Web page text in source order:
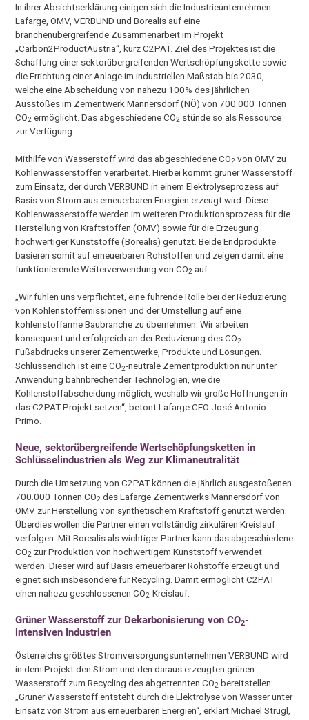
In ihrer Absichtserklärung einigen sich die Industrieunternehmen
Lafarge, OMV, VERBUND und Borealis auf eine
branchenübergreifende Zusammenarbeit im Projekt
„Carbon2ProductAustria“, kurz C2PAT. Ziel des Projektes ist die
Schaffung einer sektorübergreifenden Wertschöpfungskette sowie
die Errichtung einer Anlage im industriellen Maßstab bis 2030,
welche eine Abscheidung von nahezu 100% des jährlichen
Ausstoßes im Zementwerk Mannersdorf (NÖ) von 700.000 Tonnen
CO2 ermöglicht. Das abgeschiedene CO2 stünde so als Ressource
zur Verfügung.
Mithilfe von Wasserstoff wird das abgeschiedene CO2 von OMV zu
Kohlenwasserstoffen verarbeitet. Hierbei kommt grüner Wasserstoff
zum Einsatz, der durch VERBUND in einem Elektrolyseprozess auf
Basis von Strom aus erneuerbaren Energien erzeugt wird. Diese
Kohlenwasserstoffe werden im weiteren Produktionsprozess für die
Herstellung von Kraftstoffen (OMV) sowie für die Erzeugung
hochwertiger Kunststoffe (Borealis) genutzt. Beide Endprodukte
basieren somit auf erneuerbaren Rohstoffen und zeigen damit eine
funktionierende Weiterverwendung von CO2 auf.
„Wir fühlen uns verpflichtet, eine führende Rolle bei der Reduzierung
von Kohlenstoffemissionen und der Umstellung auf eine
kohlenstoffarme Baubranche zu übernehmen. Wir arbeiten
konsequent und erfolgreich an der Reduzierung des CO2-
Fußabdrucks unserer Zementwerke, Produkte und Lösungen.
Schlussendlich ist eine CO2-neutrale Zementproduktion nur unter
Anwendung bahnbrechender Technologien, wie die
Kohlenstoffabscheidung möglich, weshalb wir große Hoffnungen in
das C2PAT Projekt setzen“, betont Lafarge CEO José Antonio
Primo.
Neue, sektorübergreifende Wertschöpfungsketten in
Schlüsselindustrien als Weg zur Klimaneutralität
Durch die Umsetzung von C2PAT können die jährlich ausgestoßenen
700.000 Tonnen CO2 des Lafarge Zementwerks Mannersdorf von
OMV zur Herstellung von synthetischem Kraftstoff genutzt werden.
Überdies wollen die Partner einen vollständig zirkulären Kreislauf
verfolgen. Mit Borealis als wichtiger Partner kann das abgeschiedene
CO2 zur Produktion von hochwertigem Kunststoff verwendet
werden. Dieser wird auf Basis erneuerbarer Rohstoffe erzeugt und
eignet sich insbesondere für Recycling. Damit ermöglicht C2PAT
einen nahezu geschlossenen CO2-Kreislauf.
Grüner Wasserstoff zur Dekarbonisierung von CO2-
intensiven Industrien
Österreichs größtes Stromversorgungsunternehmen VERBUND wird
in dem Projekt den Strom und den daraus erzeugten grünen
Wasserstoff zum Recycling des abgetrennten CO2 bereitstellen:
„Grüner Wasserstoff entsteht durch die Elektrolyse von Wasser unter
Einsatz von Strom aus erneuerbaren Energien“, erklärt Michael Strugl,